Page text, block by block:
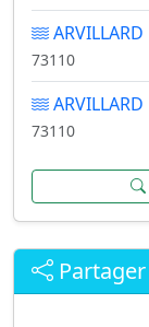
ARVILLARD
73110
ARVILLARD
73110
Partager